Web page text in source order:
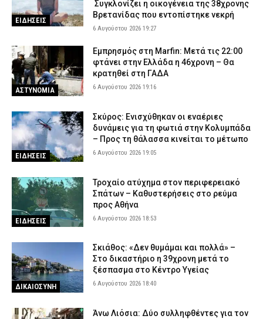
ΕΙΔΗΣΕΙΣ
Συγκλονίζει η οικογένεια της 38χρονης
Βρετανίδας που εντοπίστηκε νεκρή
6 Αυγούστου 2026 19:27
ΑΣΤΥΝΟΜΙΑ
Εμπρησμός στη Marfin: Μετά τις 22:00
φτάνει στην Ελλάδα η 46χρονη – Θα
κρατηθεί στη ΓΑΔΑ
6 Αυγούστου 2026 19:16
ΕΙΔΗΣΕΙΣ
Σκύρος: Ενισχύθηκαν οι εναέριες
δυνάμεις για τη φωτιά στην Κολυμπάδα
– Προς τη θάλασσα κινείται το μέτωπο
6 Αυγούστου 2026 19:05
ΕΙΔΗΣΕΙΣ
Τροχαίο ατύχημα στον περιφερειακό
Σπάτων – Καθυστερήσεις στο ρεύμα
προς Αθήνα
6 Αυγούστου 2026 18:53
ΔΙΚΑΙΟΣΥΝΗ
Σκιάθος: «Δεν θυμάμαι και πολλά» –
Στο δικαστήριο η 39χρονη μετά το
ξέσπασμα στο Κέντρο Υγείας
6 Αυγούστου 2026 18:40
Άνω Λιόσια: Δύο συλληφθέντες για τον